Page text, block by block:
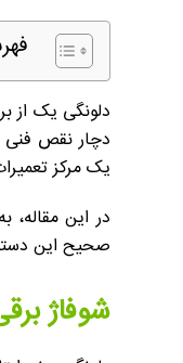
دلونگی یک از
دچار نقص
یک مرکز
در این
صحیح این
شوفاژ